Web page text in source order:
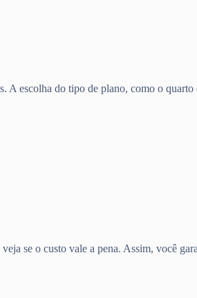
A escolha do tipo de plano, como o
se o custo vale a pena. Assim, você